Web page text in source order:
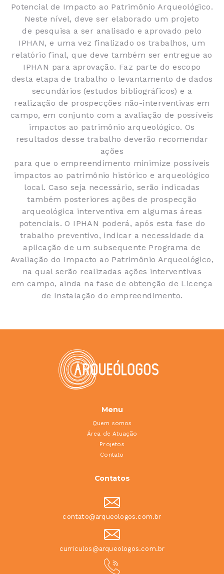
Potencial de Impacto ao Patrimônio Arqueológico.
Neste nível, deve ser elaborado um projeto
de pesquisa a ser analisado e aprovado pelo
IPHAN, e uma vez finalizado os trabalhos, um
relatório final, que deve também ser entregue ao
IPHAN para aprovação. Faz parte do escopo
desta etapa de trabalho o levantamento de dados
secundários (estudos bibliográficos) e a
realização de prospecções não-interventivas em
campo, em conjunto com a avaliação de possíveis
impactos ao patrimônio arqueológico. Os
resultados desse trabalho deverão recomendar
ações
para que o empreendimento minimize possíveis
impactos ao patrimônio histórico e arqueológico
local. Caso seja necessário, serão indicadas
também posteriores ações de prospecção
arqueológica interventiva em algumas áreas
potenciais. O IPHAN poderá, após esta fase do
trabalho preventivo, indicar a necessidade da
aplicação de um subsequente Programa de
Avaliação do Impacto ao Patrimônio Arqueológico,
na qual serão realizadas ações interventivas
em campo, ainda na fase de obtenção de Licença
de Instalação do empreendimento.
Menu
Quem somos
Área de Atuação
Projetos
Contato
Contatos
contato@arqueologos.com.br
curriculos@arqueologos.com.br